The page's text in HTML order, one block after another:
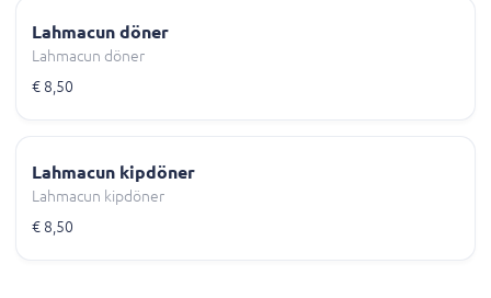
Lahmacun döner
Lahmacun döner
€ 8,50
Lahmacun kipdöner
Lahmacun kipdöner
€ 8,50